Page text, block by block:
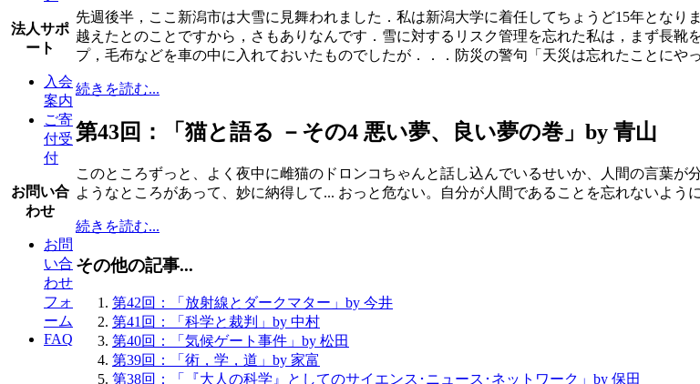
法人サポ
ート
入会
案内
ご寄
付受
付
お問い合
わせ
お問
い合
わせ
フォ
ーム
FAQ
先週後半，ここ新潟市は大雪に見舞われました．私は新潟大学に着任してちょうど15年とな
越えたとのことですから，さもありなんです．雪に対するリスク管理を忘れた私は，まず長
プ，毛布などを車の中に入れておいたものでしたが．．．防災の警句「天災は忘れたことにや
続きを読む...
第43回：「猫と語る －その4 悪い夢、良い夢の巻」by 青山
このところずっと、よく夜中に雌猫のドロンコちゃんと話し込んでいるせいか、人間の言葉
ようなところがあって、妙に納得して... おっと危ない。自分が人間であることを忘れないよう
続きを読む...
その他の記事...
第42回：「放射線とダークマター」by 今井
第41回：「科学と裁判」by 中村
第40回：「気候ゲート事件」by 松田
第39回：「術，学，道」by 家富
第38回：「『大人の科学』としてのサイエンス･ニュース･ネットワーク」by 保田